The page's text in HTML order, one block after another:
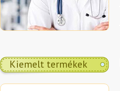
Kiemelt termékek